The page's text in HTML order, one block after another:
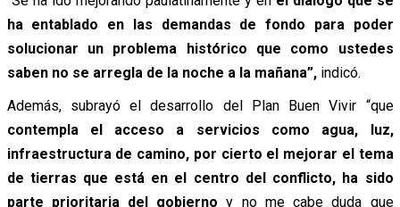
ha entablado en las demandas de fondo para poder
solucionar un problema histórico que como ustedes
saben no se arregla de la noche a la mañana”,indicó.
Además, subrayó el desarrollo del Plan Buen Vivir “que
contempla el acceso a servicios como agua, luz,
infraestructura de camino, por cierto el mejorar el tema
de tierras que está en el centro del conflicto, ha sido
parte prioritaria del gobierno y no me cabe duda que